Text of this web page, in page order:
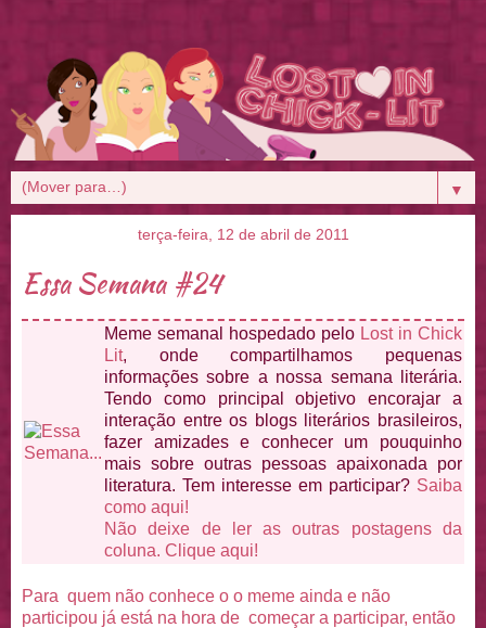
▼
terça-feira, 12 de abril de 2011
Essa Semana #24
Meme semanal hospedado pelo Lost in Chick
Lit, onde compartilhamos pequenas
informações sobre a nossa semana literária.
Tendo como principal objetivo encorajar a
interação entre os blogs literários brasileiros,
fazer amizades e conhecer um pouquinho
mais sobre outras pessoas apaixonada por
literatura. Tem interesse em participar? Saiba
como aqui!
Não deixe de ler as outras postagens da
coluna. Clique aqui!
Para quem não conhece o o meme ainda e não
participou já está na hora de começar a participar, então